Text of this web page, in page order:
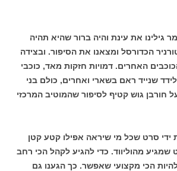
גילינו את עינת והיה ברור שהיא תהיה
הכדורסל ומצאנו את הסיפור. ובצידה
האחרים. דמויות חזקות מאד, כוכבי
שנייד ראם בשארי ואחרים, כולם בני
חורבן גוש קטיף לסיפור שהמוטיב המרכזי
ידי סרט שכל מי שיראה אפילו קטע קטן
מהוליווד. כדי להגיע לקהל הכי רחב
הכי מקצועי שאפשר. כך הגענו גם